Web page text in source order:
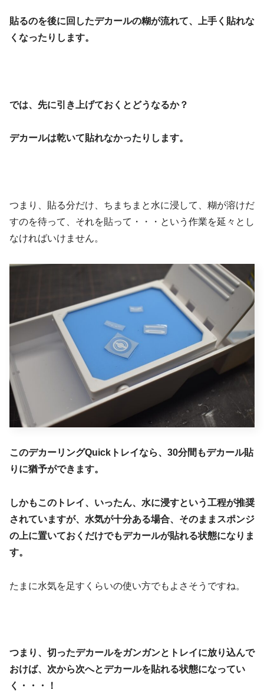
貼るのを後に回したデカールの糊が流れて、上手く貼れな
くなったりします。
では、先に引き上げておくとどうなるか？
デカールは乾いて貼れなかったりします。
つまり、貼る分だけ、ちまちまと水に浸して、糊が溶けだ
すのを待って、それを貼って・・・という作業を延々とし
なければいけません。
このデカーリングQuickトレイなら、30分間もデカール貼
りに猶予ができます。
しかもこのトレイ、いったん、水に浸すという工程が推奨
されていますが、水気が十分ある場合、そのままスポンジ
の上に置いておくだけでもデカールが貼れる状態になりま
す。
たまに水気を足すくらいの使い方でもよさそうですね。
つまり、切ったデカールをガンガンとトレイに放り込んで
おけば、次から次へとデカールを貼れる状態になってい
く・・・！